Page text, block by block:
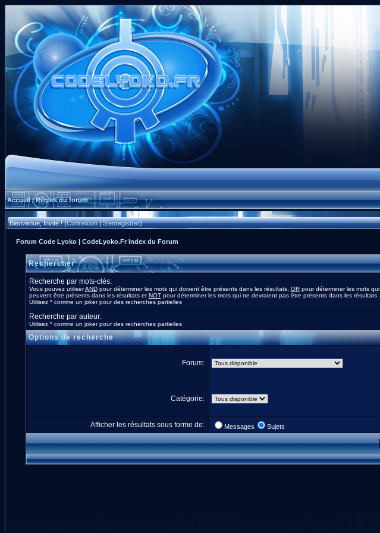
Accueil|Règles du forum
Bienvenue, Invité ! (Connexion|S'enregistrer)
Forum Code Lyoko | CodeLyoko.Fr Index du Forum
Rechercher
Recherche par mots-clés:
Vous pouvez utiliserANDpour déterminer les mots qui doivent être présents dans les résultats, ORpour déterminer les mots qui
peuvent être présents dans les résultats et NOTpour déterminer les mots qui ne devraient pas être présents dans les résultats.
Utilisez * comme un joker pour des recherches partielles
Recherche par auteur:
Utilisez * comme un joker pour des recherches partielles
Options de recherche
Forum:
Catégorie:
Afficher les résultats sous forme de: Messages Sujets